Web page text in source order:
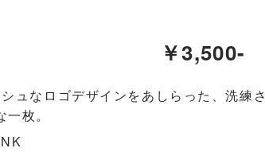
￥3,500-
ュなロゴデザインをあしらった、洗練さ
枚。